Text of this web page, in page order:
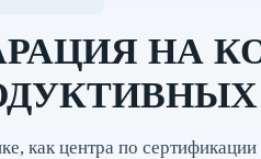
НА
как центра по